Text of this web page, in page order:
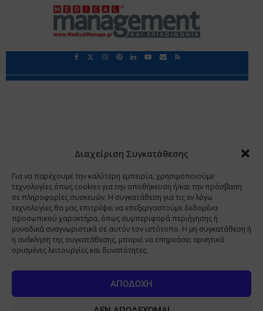
Διαχείριση Συγκατάθεσης
Για να παρέχουμε την καλύτερη εμπειρία, χρησιμοποιούμε
τεχνολογίες όπως cookies για την αποθήκευση ή/και την πρόσβαση
σε πληροφορίες συσκευών. Η συγκατάθεση για τις εν λόγω
τεχνολογίες θα μας επιτρέψει να επεξεργαστούμε δεδομένα
προσωπικού χαρακτήρα, όπως συμπεριφορά περιήγησης ή
μοναδικά αναγνωριστικά σε αυτόν τον ιστότοπο. Η μη συγκατάθεση ή
η ανάκληση της συγκατάθεσης, μπορεί να επηρεάσει αρνητικά
ορισμένες λειτουργίες και δυνατότητες.
ΑΠΟΔΟΧΉ
Copyright 2009 - 2026 © Χαραμή Α.Ε.
www.PharmaManage.gr • www.HealthExpo.gr • www.YO.gr
•
www.GreekShares.com • www.eLearning-
PharmaManage.gr • www.Charami-SA.gr
Με την παραμονή σας σε αυτή δηλώνετε,
προβλέπονται από τις διατάξεις της παραγράφου 6 του άρθρου 22 του